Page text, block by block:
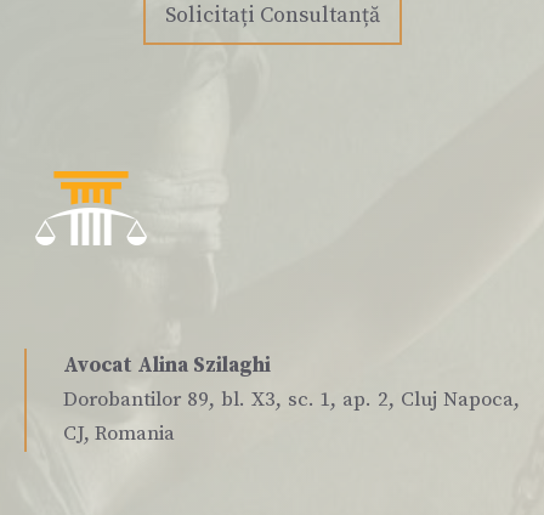
Solicitați Consultanță
Avocat Alina Szilaghi
Dorobantilor 89, bl. X3, sc. 1, ap. 2, Cluj Napoca,
CJ, Romania